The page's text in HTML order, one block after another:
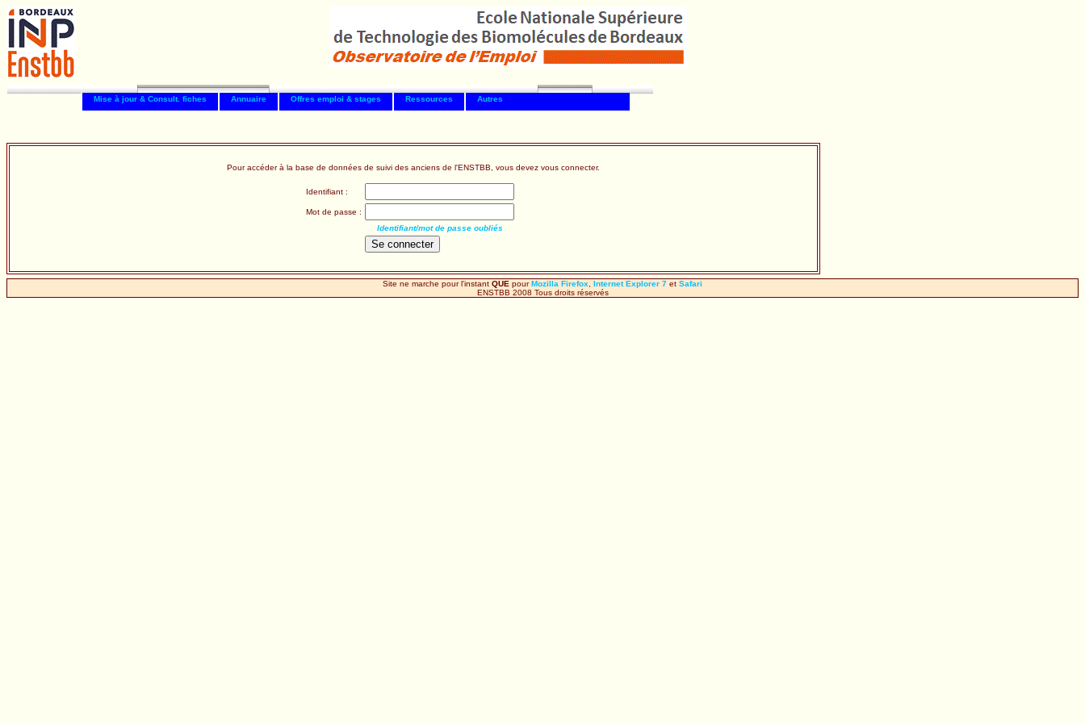
Mise à jour & Consult. fiches Annuaire Offres emploi & stages Ressources Autres
Pour accéder à la base de données de suivi des anciens de l'ENSTBB, vous devez vous connecter.
Identifiant :
Mot de passe :
Identifiant/mot de passe oubliés
Site ne marche pour l'instant QUE pourMozilla Firefox Internet Explorer 7 et Safari
ENSTBB 2008 Tous droits réservés